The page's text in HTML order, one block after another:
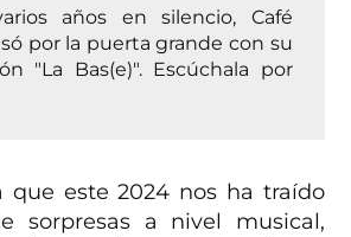
años en silencio, Café
por la puerta grande con su
"La Bas(e)". Escúchala por
que este 2024 nos ha traído
sorpresas a nivel musical,